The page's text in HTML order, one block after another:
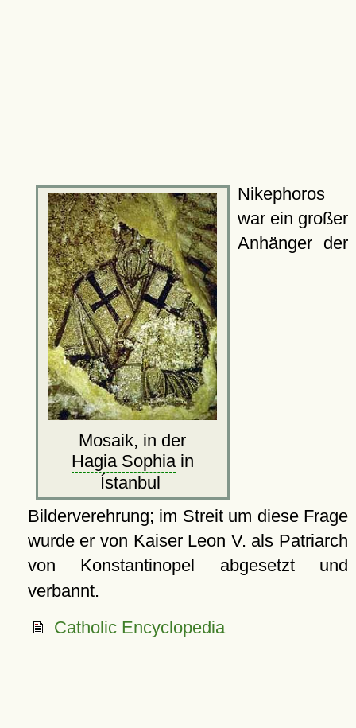
Mosaik, in der
Hagia Sophiain
Ístanbul
Nikephoros
war ein großer
Anhänger der
Bilderverehrung; im Streit um diese Frage
wurde er von Kaiser Leon V. als Patriarch
von Konstantinopel abgesetzt und
verbannt.
Catholic Encyclopedia